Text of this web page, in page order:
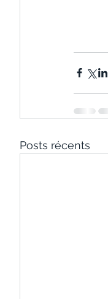
Posts récents